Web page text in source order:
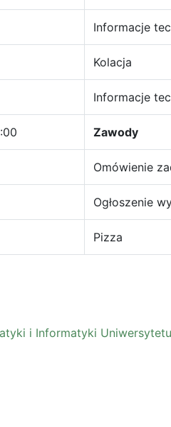
Informacje
Kolacja
Informacje
Zawody
Omówienie
Ogłoszenie
Pizza
i Informatyki